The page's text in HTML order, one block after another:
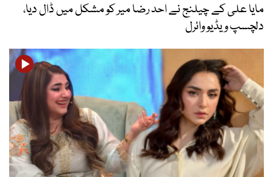
مایا علی کے چیلنج نے احد رضا میر کو مشکل میں ڈال دیا،
دلچسپ ویڈیو وائرل